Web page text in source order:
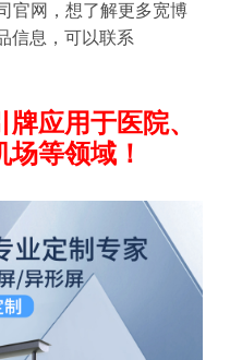
官网，想了解更多宽博
信息，可以联系
应用于医院、
等领域！